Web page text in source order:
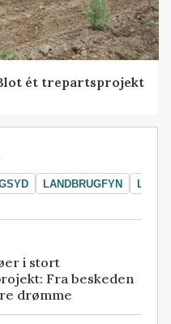
ét trepartsprojekt
LANDBRUGFYN
i stort
Fra beskeden
drømme